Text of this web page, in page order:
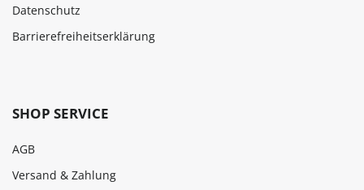
Datenschutz
Barrierefreiheitserklärung
SHOP SERVICE
AGB
Versand & Zahlung